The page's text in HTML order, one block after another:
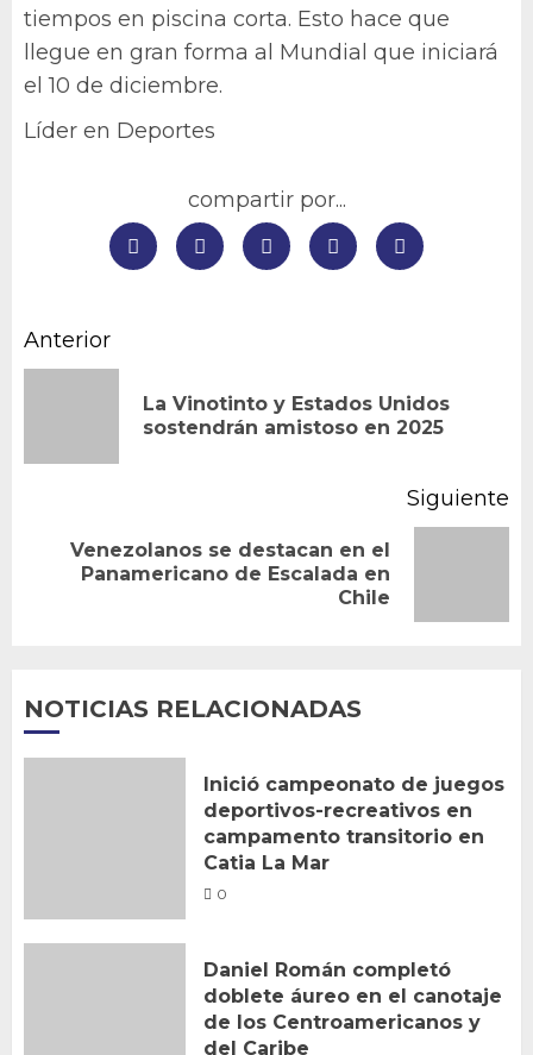
tiempos en piscina corta. Esto hace que
llegue en gran forma al Mundial que iniciará
el 10 de diciembre.
Líder en Deportes
compartir por...
Navegación
entradas
Anterior
La Vinotinto y Estados Unidos
sostendrán amistoso en 2025
Siguiente
Siguiente
Venezolanos se destacan en el
Panamericano de Escalada en
Chile
NOTICIAS RELACIONADAS
Inició campeonato de juegos
deportivos-recreativos en
campamento transitorio en
Catia La Mar
0
Daniel Román completó
doblete áureo en el canotaje
de los Centroamericanos y
del Caribe